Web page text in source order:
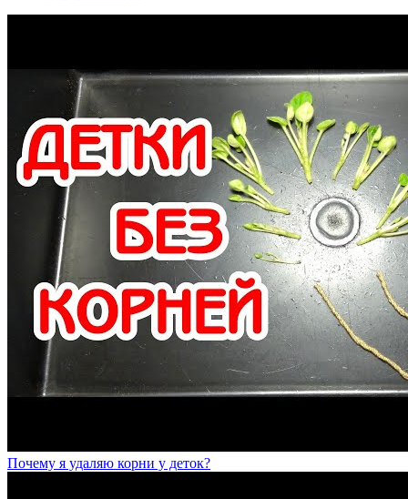
Почему я удаляю корни у деток?